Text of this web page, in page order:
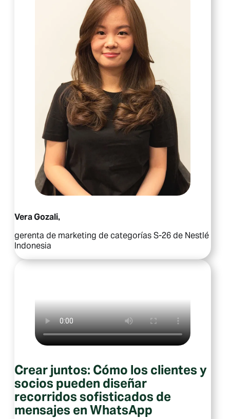
Vera Gozali,
gerenta de marketing de categorías S-26 de Nestlé
Indonesia
Crear juntos: Cómo los clientes y
socios pueden diseñar
recorridos sofisticados de
mensajes en WhatsApp